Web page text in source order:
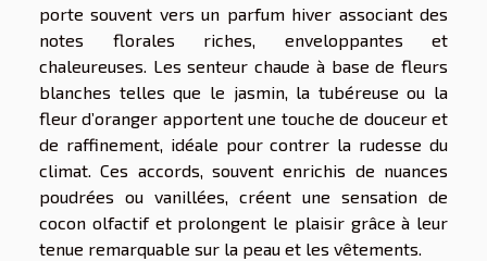
porte souvent vers un parfum hiver associant des
notes florales riches, enveloppantes et
chaleureuses. Les senteur chaude à base de fleurs
blanches telles que le jasmin, la tubéreuse ou la
fleur d’oranger apportent une touche de douceur et
de raffinement, idéale pour contrer la rudesse du
climat. Ces accords, souvent enrichis de nuances
poudrées ou vanillées, créent une sensation de
cocon olfactif et prolongent le plaisir grâce à leur
tenue remarquable sur la peau et les vêtements.